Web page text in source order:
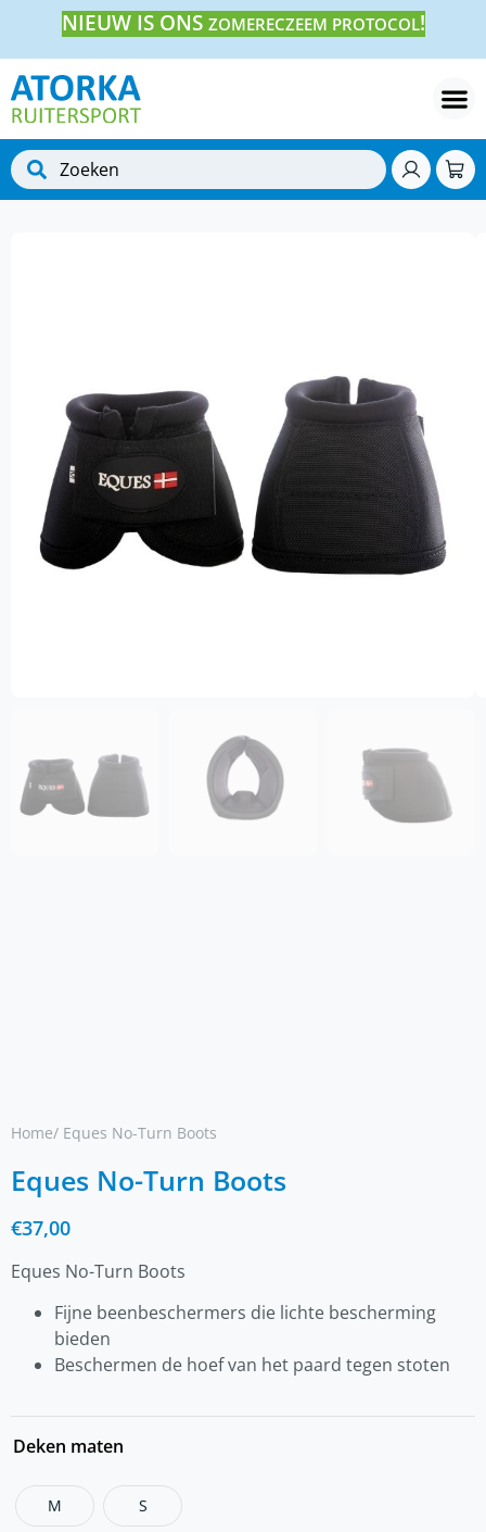
NIEUW IS ONS ZOMERECZEEM PROTOCOL!
Home/ Eques No-Turn Boots
Eques No-Turn Boots
€37,00
Eques No-Turn Boots
Fijne beenbeschermers die lichte bescherming
bieden
Beschermen de hoef van het paard tegen stoten
Deken maten
M S